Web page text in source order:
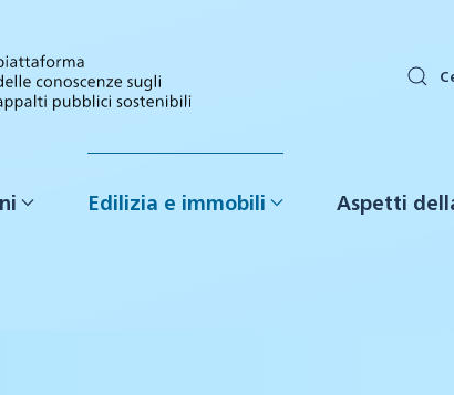
Edilizia e immobili Aspetti